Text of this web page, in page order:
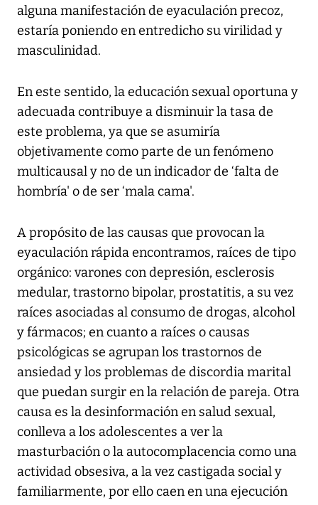
alguna manifestación de eyaculación precoz,
estaría poniendo en entredicho su virilidad y
masculinidad.
En este sentido, la educación sexual oportuna y
adecuada contribuye a disminuir la tasa de
este problema, ya que se asumiría
objetivamente como parte de un fenómeno
multicausal y no de un indicador de ‘falta de
hombría' o de ser ‘mala cama'.
A propósito de las causas que provocan la
eyaculación rápida encontramos, raíces de tipo
orgánico: varones con depresión, esclerosis
medular, trastorno bipolar, prostatitis, a su vez
raíces asociadas al consumo de drogas, alcohol
y fármacos; en cuanto a raíces o causas
psicológicas se agrupan los trastornos de
ansiedad y los problemas de discordia marital
que puedan surgir en la relación de pareja. Otra
causa es la desinformación en salud sexual,
conlleva a los adolescentes a ver la
masturbación o la autocomplacencia como una
actividad obsesiva, a la vez castigada social y
familiarmente, por ello caen en una ejecución